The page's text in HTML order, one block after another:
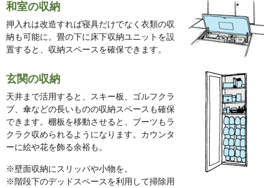
和室の収納
押入れは改造すれば寝具だけでなく衣類の収
納も可能に。畳の下に床下収納ユニットを設
置すると、収納スペースを確保できます。
玄関の収納
天井まで活用すると、スキー板、ゴルフクラ
ブ、傘などの長いものの収納スペースも確保
できます。棚板を移動させると、ブーツもラ
クラク収められるようになります。カウンタ
ーに絵や花を飾る余裕も。
※壁面収納にスリッパや小物を。
※階段下のデッドスペースを利用して掃除用